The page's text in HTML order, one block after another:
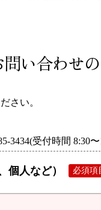
問い合わせ
さい。
3434(受付時間 8:30
個人など） 必須項